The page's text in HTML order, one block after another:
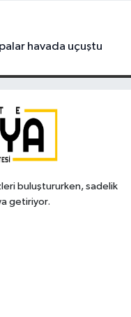
havada uçuştu
buluştururken, sadelik
getiriyor.